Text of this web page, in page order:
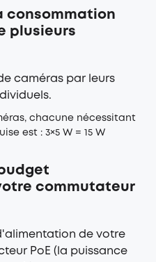
consommation
plusieurs
caméras par leurs
chacune nécessitant
est : 3×5 W = 15 W
commutateur
de votre
PoE (la puissance